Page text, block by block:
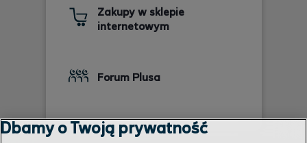
Zakupy w sklepie
internetowym
Forum Plusa
Dbamy o Twoją prywatność